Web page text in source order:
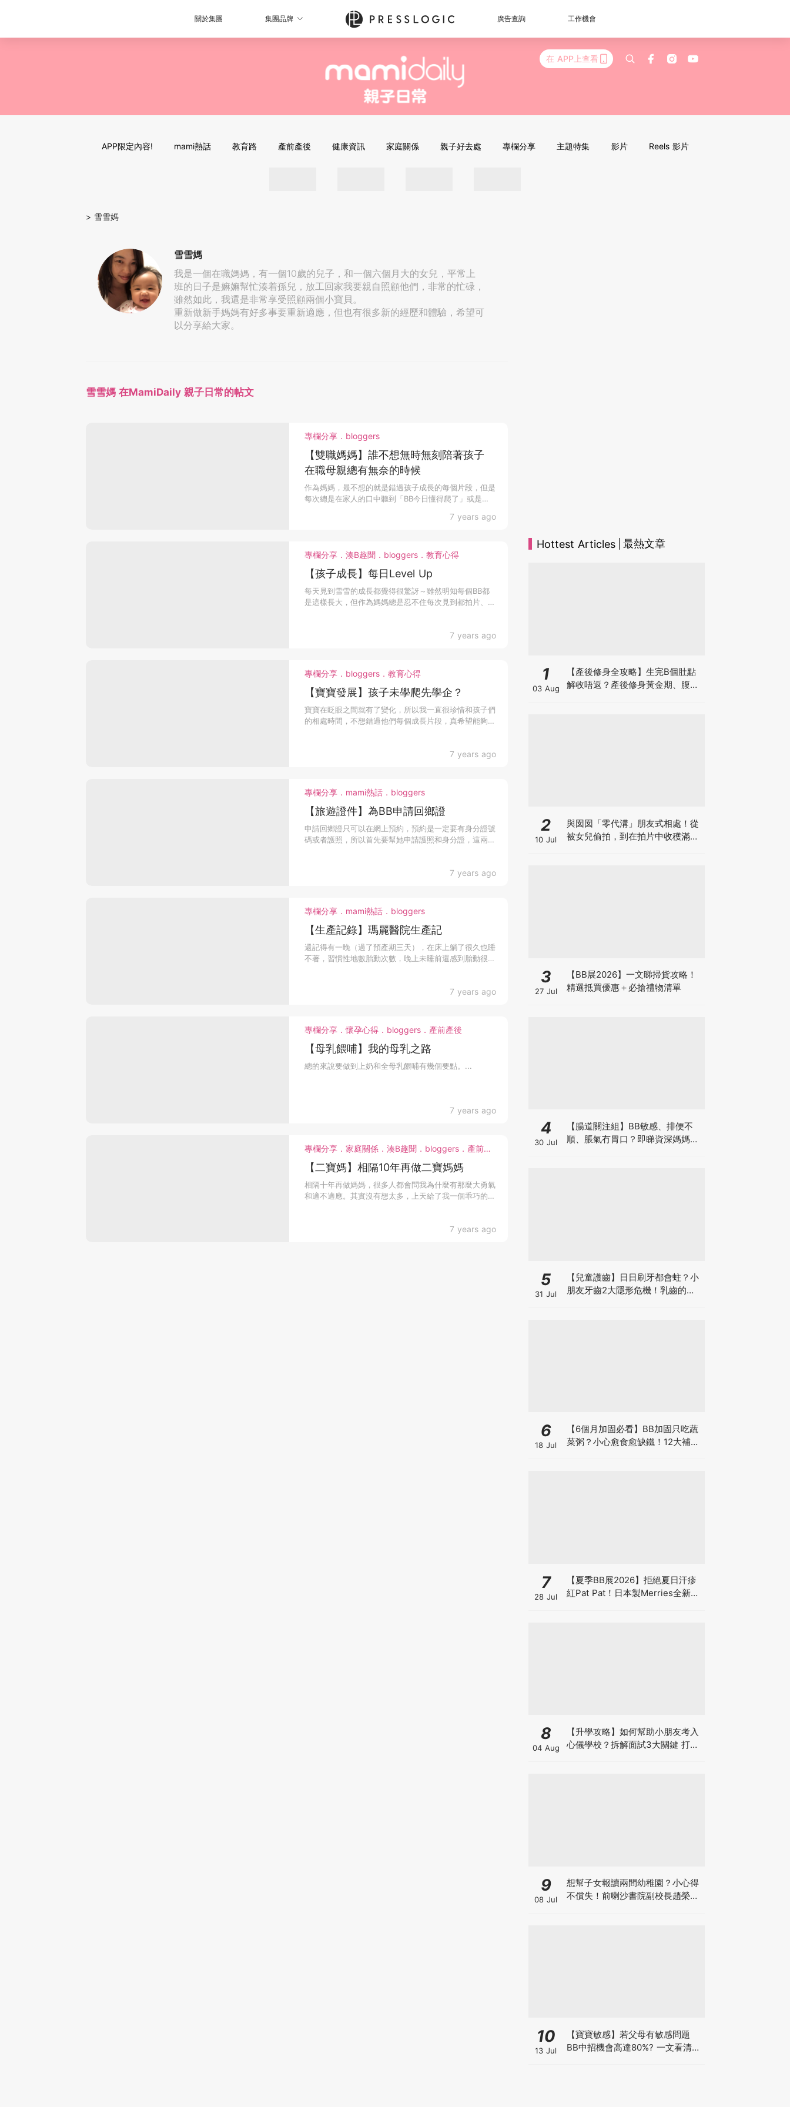
關於集團 集團品牌 廣告查詢 工作機會
在 APP上查看
APP限定內容! mami熱話 教育路 產前產後 健康資訊 家庭關係 親子好去處 專欄分享 主題特集 影片 Reels 影片
> 雪雪媽
雪雪媽
我是一個在職媽媽，有一個10歲的兒子，和一個六個月大的女兒，平常上
班的日子是嫲嫲幫忙湊着孫兒，放工回家我要親自照顧他們，非常的忙碌，
雖然如此，我還是非常享受照顧兩個小寶貝。
重新做新手媽媽有好多事要重新適應，但也有很多新的經歷和體驗，希望可
以分享給大家。
雪雪媽 在MamiDaily 親子日常的帖文
專欄分享．bloggers
【雙職媽媽】誰不想無時無刻陪著孩子
在職母親總有無奈的時候
作為媽媽，最不想的就是錯過孩子成長的每個片段，但是
每次總是在家人的口中聽到「BB今日懂得爬了」或是
7 years ago
專欄分享．湊B趣聞．bloggers．教育心得
【孩子成長】每日Level Up
每天見到雪雪的成長都覺得很驚訝～雖然明知每個BB都
是這樣長大，但作為媽媽總是忍不住每次見到都拍片、拍
7 years ago
專欄分享．bloggers．教育心得
【寶寶發展】孩子未學爬先學企？
寶寶在眨眼之間就有了變化，所以我一直很珍惜和孩子們
的相處時間，不想錯過他們每個成長片段，真希望能夠時
7 years ago
專欄分享．mami熱話．bloggers
【旅遊證件】為BB申請回鄉證
申請回鄉證只可以在網上預約，預約是一定要有身分證號
碼或者護照，所以首先要幫她申請護照和身分證，這兩樣
7 years ago
專欄分享．mami熱話．bloggers
【生產記錄】瑪麗醫院生產記
還記得有一晚（過了預產期三天），在床上躺了很久也睡
不著，習慣性地數胎動次數，晚上未睡前還感到胎動很頻
7 years ago
專欄分享．懷孕心得．bloggers．產前產後
【母乳餵哺】我的母乳之路
總的來說要做到上奶和全母乳餵哺有幾個要點。...
7 years ago
專欄分享．家庭關係．湊B趣聞．bloggers．產前產後．教育心得
【二寶媽】相隔10年再做二寶媽媽
相隔十年再做媽媽，很多人都會問我為什麼有那麼大勇氣
和適不適應。其實沒有想太多，上天給了我一個乖巧的兒
7 years ago
Hottest Articles 最熱文章
1
03 Aug
【產後修身全攻略】生完B個肚點
解收唔返？產後修身黃金期、腹直
2
10 Jul
與囡囡「零代溝」朋友式相處！從
被女兒偷拍，到在拍片中收穫滿足
3
27 Jul
【BB展2026】一文睇掃貨攻略！
精選抵買優惠＋必搶禮物清單
4
30 Jul
【腸道關注組】BB敏感、排便不
順、脹氣冇胃口？即睇資深媽媽分
5
31 Jul
【兒童護齒】日日刷牙都會蛀？小
朋友牙齒2大隱形危機！乳齒的琺
6
18 Jul
【6個月加固必看】BB加固只吃蔬
菜粥？小心愈食愈缺鐵！12大補鐵
7
28 Jul
【夏季BB展2026】拒絕夏日汗疹
紅Pat Pat！日本製Merries全新超
8
04 Aug
【升學攻略】如何幫助小朋友考入
心儀學校？拆解面試3大關鍵 打好
9
08 Jul
想幫子女報讀兩間幼稚園？小心得
不償失！前喇沙書院副校長趙榮
10
13 Jul
【寶寶敏感】若父母有敏感問題
BB中招機會高達80%? 一文看清預